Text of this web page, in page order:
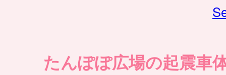
たんぽぽ広場の起震車